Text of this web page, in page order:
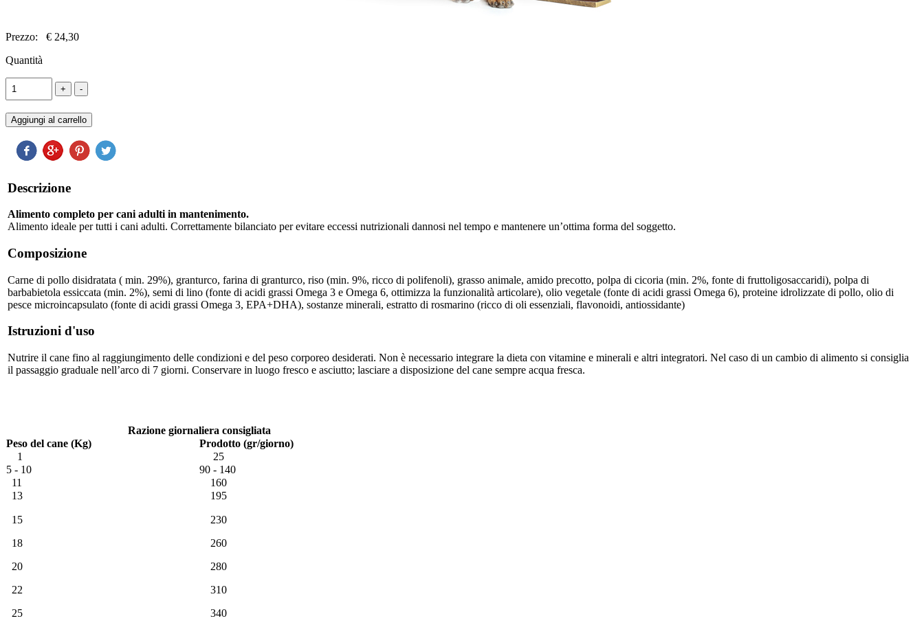
Prezzo:
€ 24,30
Quantità
Descrizione
Alimento completo per cani adulti in mantenimento.
Alimento ideale per tutti i cani adulti. Correttamente bilanciato per evitare eccessi nutrizionali dannosi nel tempo e mantenere un’ottima forma del soggetto.
Composizione
Carne di pollo disidratata ( min. 29%), granturco, farina di granturco, riso (min. 9%, ricco di polifenoli), grasso animale, amido precotto, polpa di cicoria (min. 2%, fonte di fruttoligosaccaridi), polpa di
barbabietola essiccata (min. 2%), semi di lino (fonte di acidi grassi Omega 3 e Omega 6, ottimizza la funzionalità articolare), olio vegetale (fonte di acidi grassi Omega 6), proteine idrolizzate di pollo, olio di
pesce microincapsulato (fonte di acidi grassi Omega 3, EPA+DHA), sostanze minerali, estratto di rosmarino (ricco di oli essenziali, flavonoidi, antiossidante)
Istruzioni d'uso
Nutrire il cane fino al raggiungimento delle condizioni e del peso corporeo desiderati. Non è necessario integrare la dieta con vitamine e minerali e altri integratori. Nel caso di un cambio di alimento si consiglia
il passaggio graduale nell’arco di 7 giorni. Conservare in luogo fresco e asciutto; lasciare a disposizione del cane sempre acqua fresca.
Razione giornaliera consigliata
Peso del cane (Kg)
Prodotto (gr/giorno)
1
25
5 - 10
90 - 140
11
160
13
195
15
18
20
22
25
230
260
280
310
340